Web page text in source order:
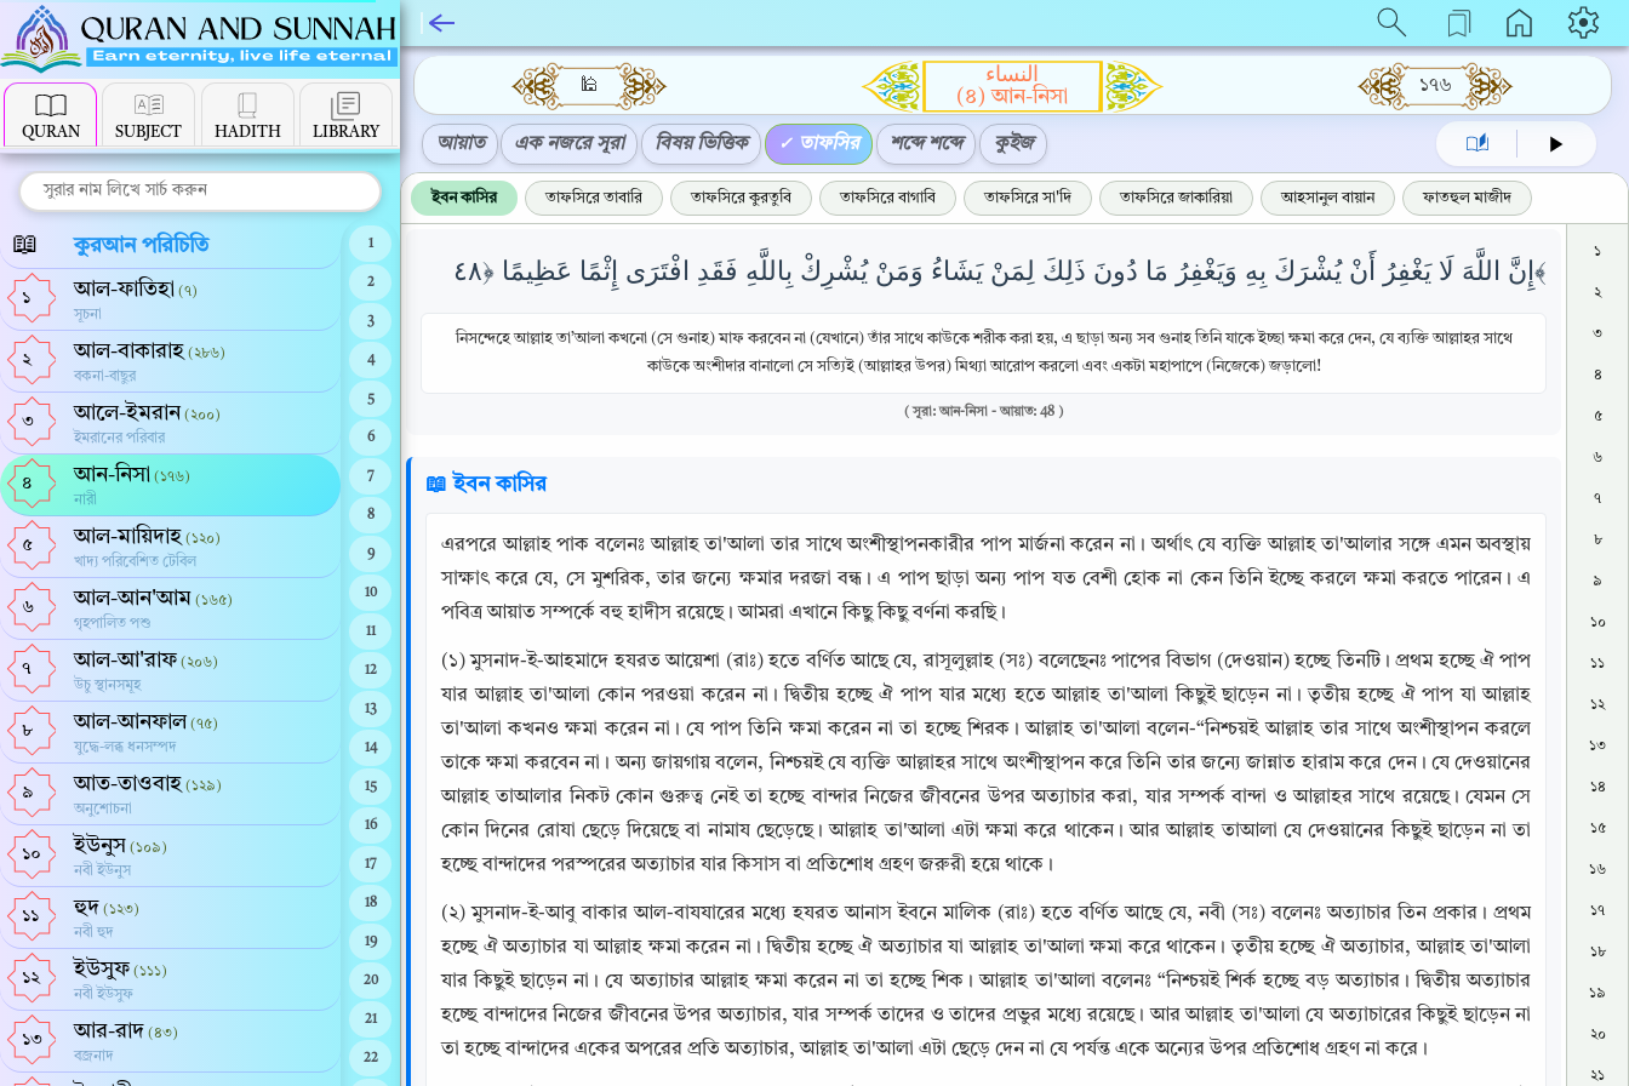
QURAN SUBJECT HADITH LIBRARY
📖 কুরআন পরিচিতি
১ আল-ফাতিহা (৭)
সূচনা
২ আল-বাকারাহ (২৮৬)
বকনা-বাছুর
৩ আলে-ইমরান (২০০)
ইমরানের পরিবার
৪ আন-নিসা (১৭৬)
নারী
৫ আল-মায়িদাহ (১২০)
খাদ্য পরিবেশিত টেবিল
৬ আল-আন'আম (১৬৫)
গৃহপালিত পশু
৭ আল-আ'রাফ (২০৬)
উচু স্থানসমূহ
৮ আল-আনফাল (৭৫)
যুদ্ধে-লব্ধ ধনসম্পদ
৯ আত-তাওবাহ (১২৯)
অনুশোচনা
১০ ইউনুস (১০৯)
নবী ইউনুস
১১ হুদ (১২৩)
নবী হুদ
১২ ইউসুফ (১১১)
নবী ইউসুফ
১৩ আর-রাদ (৪৩)
বজ্রনাদ
1
2
3
4
5
6
7
8
9
10
11
12
13
14
15
16
17
18
19
20
21
22
🕌
النساء
(৪) আন-নিসা
১৭৬
আয়াত এক নজরে সূরা বিষয় ভিত্তিক তাফসির শব্দে শব্দে কুইজ
ইবন কাসির তাফসিরে তাবারি তাফসিরে কুরতুবি তাফসিরে বাগাবি তাফসিরে সা'দি তাফসিরে জাকারিয়া আহসানুল বায়ান ফাতহুল মাজীদ
إِنَّ اللَّهَ لَا يَغْفِرُ أَنْ يُشْرَكَ بِهِ وَيَغْفِرُ مَا دُونَ ذَلِكَ لِمَنْ يَشَاءُ وَمَنْ يُشْرِكْ بِاللَّهِ فَقَدِ افْتَرَى إِثْمًا عَظِيمًا ﴿٤٨﴾
নিসন্দেহে আল্লাহ তা’আলা কখনো (সে গুনাহ) মাফ করবেন না (যেখানে) তাঁর সাথে কাউকে শরীক করা হয়, এ ছাড়া অন্য সব গুনাহ তিনি যাকে ইচ্ছা ক্ষমা করে দেন, যে ব্যক্তি আল্লাহর সাথে
কাউকে অংশীদার বানালো সে সত্যিই (আল্লাহর উপর) মিথ্যা আরোপ করলো এবং একটা মহাপাপে (নিজেকে) জড়ালো!
( সূরা: আন-নিসা - আয়াত: 48 )
📖 ইবন কাসির
এরপরে আল্লাহ পাক বলেনঃ আল্লাহ তা'আলা তার সাথে অংশীস্থাপনকারীর পাপ মার্জনা করেন না। অর্থাৎ যে ব্যক্তি আল্লাহ তা'আলার সঙ্গে এমন অবস্থায়
সাক্ষাৎ করে যে, সে মুশরিক, তার জন্যে ক্ষমার দরজা বন্ধ। এ পাপ ছাড়া অন্য পাপ যত বেশী হোক না কেন তিনি ইচ্ছে করলে ক্ষমা করতে পারেন। এ
পবিত্র আয়াত সম্পর্কে বহু হাদীস রয়েছে। আমরা এখানে কিছু কিছু বর্ণনা করছি।
(১) মুসনাদ-ই-আহমাদে হযরত আয়েশা (রাঃ) হতে বর্ণিত আছে যে, রাসূলুল্লাহ (সঃ) বলেছেনঃ পাপের বিভাগ (দেওয়ান) হচ্ছে তিনটি। প্রথম হচ্ছে ঐ পাপ
যার আল্লাহ তা'আলা কোন পরওয়া করেন না। দ্বিতীয় হচ্ছে ঐ পাপ যার মধ্যে হতে আল্লাহ তা'আলা কিছুই ছাড়েন না। তৃতীয় হচ্ছে ঐ পাপ যা আল্লাহ
তা'আলা কখনও ক্ষমা করেন না। যে পাপ তিনি ক্ষমা করেন না তা হচ্ছে শিরক। আল্লাহ তা'আলা বলেন-“নিশ্চয়ই আল্লাহ তার সাথে অংশীস্থাপন করলে
তাকে ক্ষমা করবেন না। অন্য জায়গায় বলেন, নিশ্চয়ই যে ব্যক্তি আল্লাহর সাথে অংশীস্থাপন করে তিনি তার জন্যে জান্নাত হারাম করে দেন। যে দেওয়ানের
আল্লাহ তাআলার নিকট কোন গুরুত্ব নেই তা হচ্ছে বান্দার নিজের জীবনের উপর অত্যাচার করা, যার সম্পর্ক বান্দা ও আল্লাহর সাথে রয়েছে। যেমন সে
কোন দিনের রোযা ছেড়ে দিয়েছে বা নামায ছেড়েছে। আল্লাহ তা'আলা এটা ক্ষমা করে থাকেন। আর আল্লাহ তাআলা যে দেওয়ানের কিছুই ছাড়েন না তা
হচ্ছে বান্দাদের পরস্পরের অত্যাচার যার কিসাস বা প্রতিশোধ গ্রহণ জরুরী হয়ে থাকে।
(২) মুসনাদ-ই-আবু বাকার আল-বাযযারের মধ্যে হযরত আনাস ইবনে মালিক (রাঃ) হতে বর্ণিত আছে যে, নবী (সঃ) বলেনঃ অত্যাচার তিন প্রকার। প্রথম
হচ্ছে ঐ অত্যাচার যা আল্লাহ ক্ষমা করেন না। দ্বিতীয় হচ্ছে ঐ অত্যাচার যা আল্লাহ তা'আলা ক্ষমা করে থাকেন। তৃতীয় হচ্ছে ঐ অত্যাচার, আল্লাহ তা'আলা
যার কিছুই ছাড়েন না। যে অত্যাচার আল্লাহ ক্ষমা করেন না তা হচ্ছে শিক। আল্লাহ তা'আলা বলেনঃ “নিশ্চয়ই শির্ক হচ্ছে বড় অত্যাচার। দ্বিতীয় অত্যাচার
হচ্ছে বান্দাদের নিজের জীবনের উপর অত্যাচার, যার সম্পর্ক তাদের ও তাদের প্রভুর মধ্যে রয়েছে। আর আল্লাহ তা'আলা যে অত্যাচারের কিছুই ছাড়েন না
তা হচ্ছে বান্দাদের একের অপরের প্রতি অত্যাচার, আল্লাহ তা'আলা এটা ছেড়ে দেন না যে পর্যন্ত একে অন্যের উপর প্রতিশোধ গ্রহণ না করে।
১
২
৩
৪
৫
৬
৭
৮
৯
১০
১১
১২
১৩
১৪
১৫
১৬
১৭
১৮
১৯
২০
২১
Copy